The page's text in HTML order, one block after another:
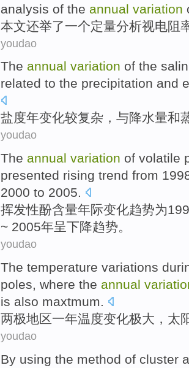
analysis of the annual variation
本文还举了一个定量分析视电阻
youdao
The annual variation of the
related to the precipitation and
盐度年变化较复杂 ， 与降水量和
youdao
The annual variation of volatile
presented rising trend from
2000 to 2005.
挥发性酚含量年际变化趋势为
~ 2005年呈下降趋势。
youdao
The temperature variations
poles, where the annual
is also maxtmum.
两极地区一年温度变化极大 ， 太
youdao
By using the method of cluster